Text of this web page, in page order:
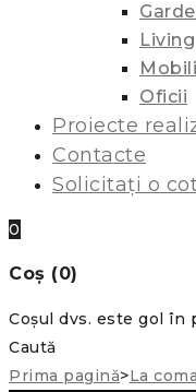
Living
Oficii
Proiecte
Contacte
Solicitați o
0
Coș (0)
Coșul dvs. este gol în
Caută
Prima pagină>La